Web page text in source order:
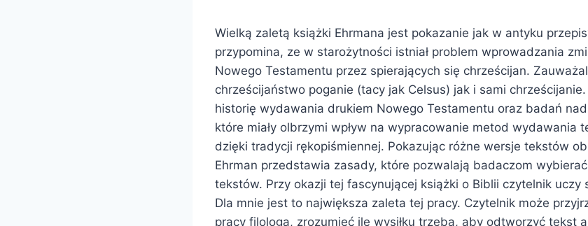
Wielką zaletą książki Ehrmana jest pokazanie jak w antyku
przypomina, ze w starożytności istniał problem wprowadzania
Nowego Testamentu przez spierających się chrześcijan.
chrześcijaństwo poganie (tacy jak Celsus) jak i sami
historię wydawania drukiem Nowego Testamentu oraz badań
które miały olbrzymi wpływ na wypracowanie metod wydawania
dzięki tradycji rękopiśmiennej. Pokazując różne wersje tekstów
Ehrman przedstawia zasady, które pozwalają badaczom
tekstów. Przy okazji tej fascynującej książki o Biblii czytelnik uczy
Dla mnie jest to największa zaleta tej pracy. Czytelnik może
pracy filologa, zrozumieć ile wysiłku trzeba, aby odtworzyć tekst